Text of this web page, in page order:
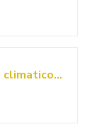
CaSi-Systems, Pannello climatico pre-intonacabile da 10mm in silicato di calcio, anti-schimmel, per interni, cantina, ambienti umidi, risparmio energetico e isolamento, set per 15,1 m²